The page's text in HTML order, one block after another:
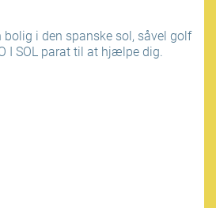
bolig i den spanske sol, såvel golf
I SOL parat til at hjælpe dig.